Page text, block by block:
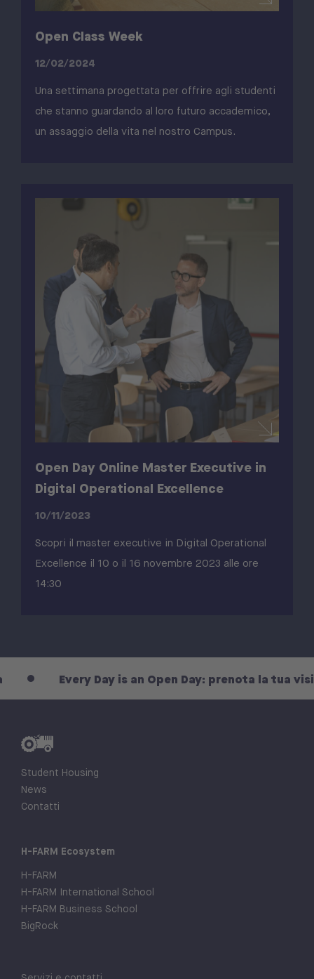
Open Class Week
12/02/2024
Una settimana progettata per offrire agli studenti
che stanno guardando al loro futuro accademico,
un assaggio della vita nel nostro Campus.
Open Day Online Master Executive in
Digital Operational Excellence
10/11/2023
Scopri il master executive in Digital Operational
Excellence il 10 o il 16 novembre 2023 alle ore
14:30
Day is an Open Day: prenota la tua visita
Student Housing
News
Contatti
H-FARM Ecosystem
H-FARM
H-FARM International School
H-FARM Business School
BigRock